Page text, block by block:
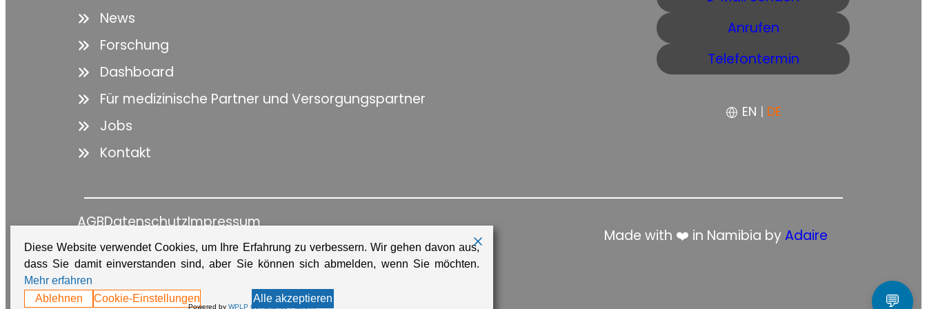
News
Forschung
Dashboard
Für medizinische Partner und Versorgungspartner
Jobs
Kontakt
Anrufen
Telefontermin
EN | DE
AGBDatenschutzImpressum
Made with ❤️ in Namibia byAdaire
Diese Website verwendet Cookies, um Ihre Erfahrung zu verbessern. Wir gehen davon aus,
dass Sie damit einverstanden sind, aber Sie können sich abmelden, wenn Sie möchten.
Mehr erfahren
Ablehnen
Cookie-Einstellungen Alle akzeptieren
Powered by WPLP Compliance Platform 💬